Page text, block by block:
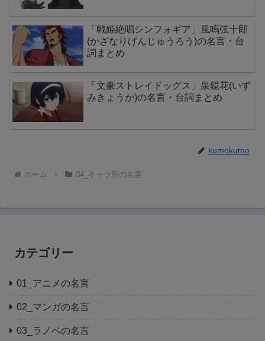
「戦姫絶唱シンフォギア」風鳴弦十郎
(かざなりげんじゅうろう)の名言・台
詞まとめ
「文豪ストレイドッグス」泉鏡花(いず
みきょうか)の名言・台詞まとめ
kumokumo
ホーム 04_キャラ別の名言
カテゴリー
01_アニメの名言
02_マンガの名言
03_ラノベの名言